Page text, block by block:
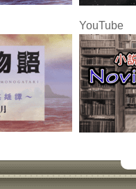
YouTube